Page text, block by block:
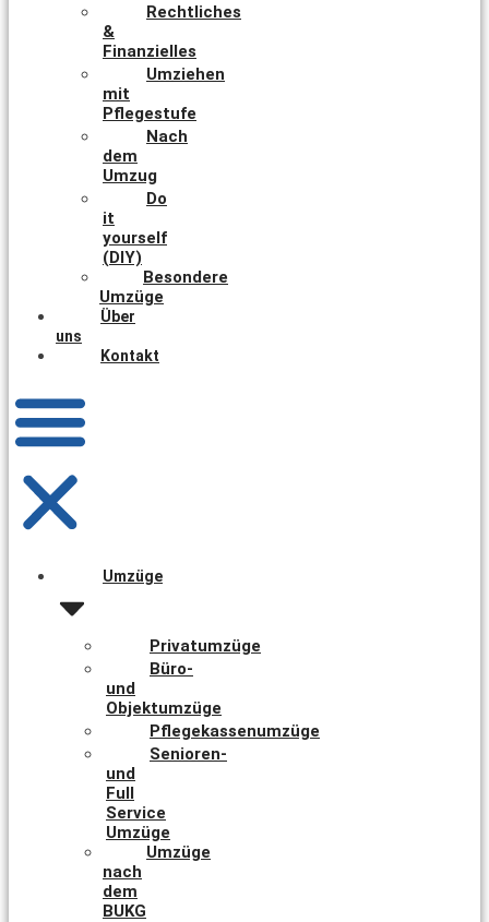
Rechtliches
&
Finanzielles
Umziehen
mit
Pflegestufe
Nach
dem
Umzug
Do
it
yourself
(DIY)
Besondere
Umzüge
Über
uns
Kontakt
Umzüge
Privatumzüge
Büro-
und
Objektumzüge
Pflegekassenumzüge
Senioren-
und
Full
Service
Umzüge
Umzüge
nach
dem
BUKG